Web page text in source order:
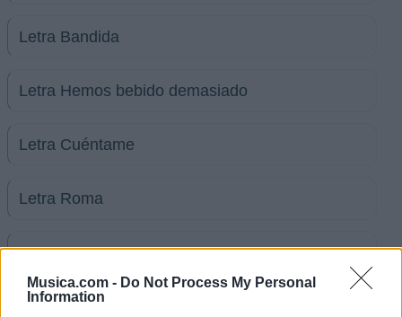
Musica.com - Do Not Process My Personal
Information
Letra Bandida
Letra Hemos bebido demasiado
Letra Cuéntame
Letra Roma
Letra Tutto Bene
Letra Piratas de Ciudad (ft. Dani Martín)